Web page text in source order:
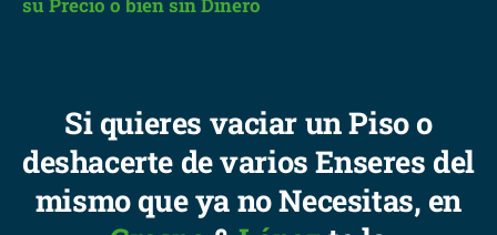
Si quieres vaciar un Piso o
deshacerte de varios Enseres del
mismo que ya no Necesitas, en